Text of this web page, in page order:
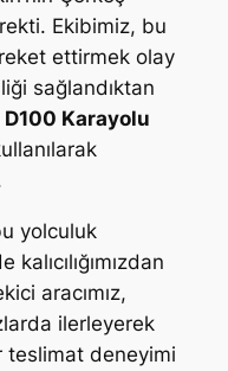
Ekibimiz, bu
ettirmek olay
sağlandıktan
D100 Karayolu
yolculuk
aracımız,
ilerleyerek
teslimat deneyimi